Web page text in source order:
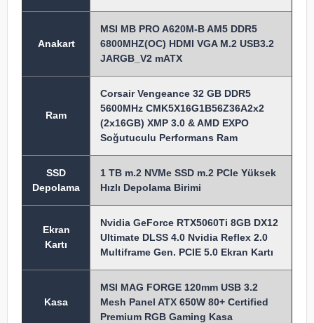
Anakart
MSI MB PRO A620M-B AM5 DDR5
6800MHZ(OC) HDMI VGA M.2 USB3.2
JARGB_V2 mATX
Ram
Corsair Vengeance 32 GB DDR5
5600MHz CMK5X16G1B56Z36A2x2
(2x16GB) XMP 3.0 & AMD EXPO
Soğutuculu Performans Ram
SSD
Depolama
1 TB m.2 NVMe SSD m.2 PCIe Yüksek
Hızlı Depolama Birimi
Ekran
Kartı
Nvidia GeForce RTX5060Ti 8GB DX12
Ultimate DLSS 4.0 Nvidia Reflex 2.0
Multiframe Gen. PCIE 5.0 Ekran Kartı
Kasa
MSI MAG FORGE 120mm USB 3.2
Mesh Panel ATX 650W 80+ Certified
Premium RGB Gaming Kasa